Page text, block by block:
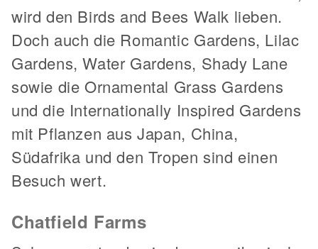
wird den Birds and Bees Walk lieben.
Doch auch die Romantic Gardens, Lilac
Gardens, Water Gardens, Shady Lane
sowie die Ornamental Grass Gardens
und die Internationally Inspired Gardens
mit Pflanzen aus Japan, China,
Südafrika und den Tropen sind einen
Besuch wert.
Chatfield Farms